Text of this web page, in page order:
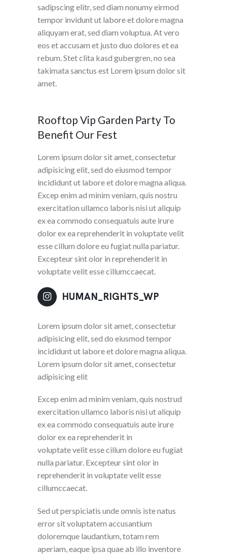
sadipscing elitr, sed diam nonumy eirmod
tempor invidunt ut labore et dolore magna
aliquyam erat, sed diam voluptua. At vero
eos et accusam et justo duo dolores et ea
rebum. Stet clita kasd gubergren, no sea
takimata sanctus est Lorem ipsum dolor sit
amet.
Rooftop Vip Garden Party To
Benefit Our Fest
Lorem ipsum dolor sit amet, consectetur
adipisicing elit, sed do eiusmod tempor
incididunt ut labore et dolore magna aliqua.
Excep enim ad minim veniam, quis nostru
exercitation ullamco laboris nisi ut aliquip
ex ea commodo consequatuis aute irure
dolor ex ea reprehenderit in voluptate velit
esse cillum dolore eu fugiat nulla pariatur.
Excepteur sint olor in reprehenderit in
voluptate velit esse cillumccaecat.
HUMAN_RIGHTS_WP
Lorem ipsum dolor sit amet, consectetur
adipisicing elit, sed do eiusmod tempor
incididunt ut labore et dolore magna aliqua.
Lorem ipsum dolor sit amet, consectetur
adipisicing elit
Excep enim ad minim veniam, quis nostrud
exercitation ullamco laboris nisi ut aliquip
ex ea commodo consequatuis aute irure
dolor ex ea reprehenderit in
voluptate velit esse cillum dolore eu fugiat
nulla pariatur. Excepteur sint olor in
reprehenderit in voluptate velit esse
cillumccaecat.
Sed ut perspiciatis unde omnis iste natus
error sit voluptatem accusantium
doloremque laudantium, totam rem
aperiam, eaque ipsa quae ab illo inventore